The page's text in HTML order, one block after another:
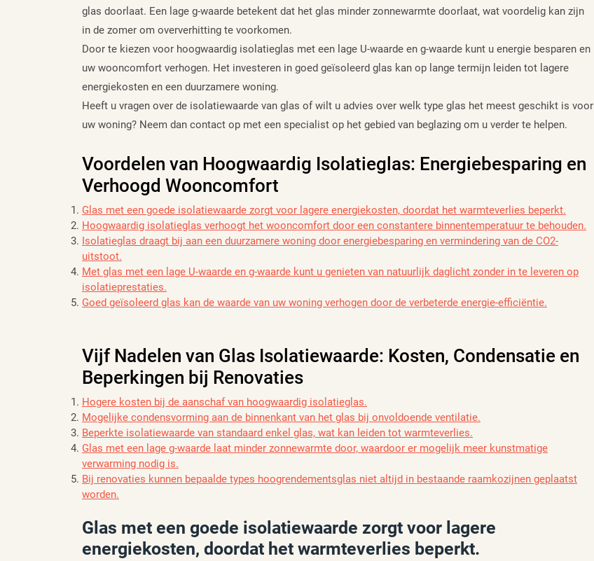
glas doorlaat. Een lage g-waarde betekent dat het glas minder zonnewarmte doorlaat, wat voordelig kan zijn
in de zomer om oververhitting te voorkomen.
Door te kiezen voor hoogwaardig isolatieglas met een lage U-waarde en g-waarde kunt u energie besparen en
uw wooncomfort verhogen. Het investeren in goed geïsoleerd glas kan op lange termijn leiden tot lagere
energiekosten en een duurzamere woning.
Heeft u vragen over de isolatiewaarde van glas of wilt u advies over welk type glas het meest geschikt is voor
uw woning? Neem dan contact op met een specialist op het gebied van beglazing om u verder te helpen.
Voordelen van Hoogwaardig Isolatieglas: Energiebesparing en
Verhoogd Wooncomfort
Glas met een goede isolatiewaarde zorgt voor lagere energiekosten, doordat het warmteverlies beperkt.
Hoogwaardig isolatieglas verhoogt het wooncomfort door een constantere binnentemperatuur te behouden.
Isolatieglas draagt bij aan een duurzamere woning door energiebesparing en vermindering van de CO2-
uitstoot.
Met glas met een lage U-waarde en g-waarde kunt u genieten van natuurlijk daglicht zonder in te leveren op
isolatieprestaties.
Goed geïsoleerd glas kan de waarde van uw woning verhogen door de verbeterde energie-efficiëntie.
Vijf Nadelen van Glas Isolatiewaarde: Kosten, Condensatie en
Beperkingen bij Renovaties
Hogere kosten bij de aanschaf van hoogwaardig isolatieglas.
Mogelijke condensvorming aan de binnenkant van het glas bij onvoldoende ventilatie.
Beperkte isolatiewaarde van standaard enkel glas, wat kan leiden tot warmteverlies.
Glas met een lage g-waarde laat minder zonnewarmte door, waardoor er mogelijk meer kunstmatige
verwarming nodig is.
Bij renovaties kunnen bepaalde types hoogrendementsglas niet altijd in bestaande raamkozijnen geplaatst
worden.
Glas met een goede isolatiewaarde zorgt voor lagere
energiekosten, doordat het warmteverlies beperkt.